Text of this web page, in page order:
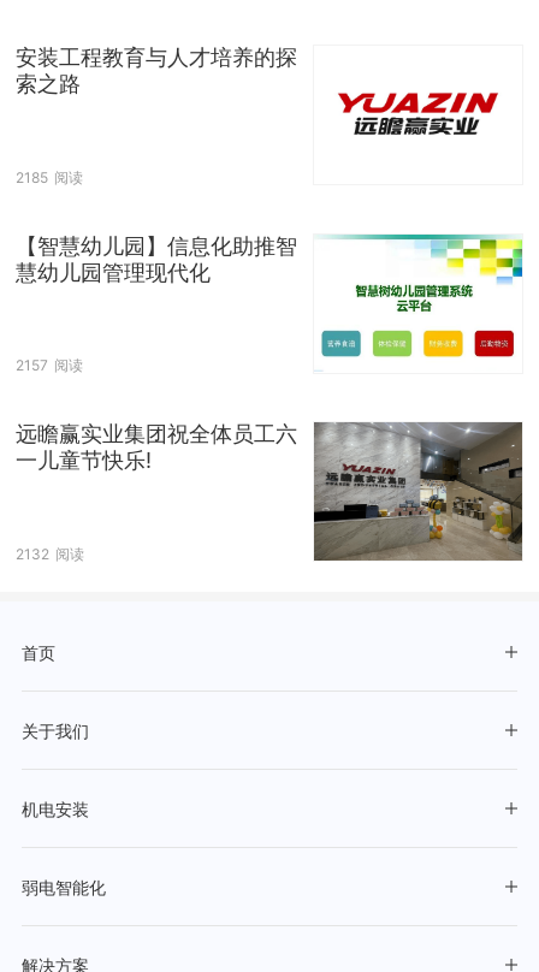
安装工程教育与人才培养的探
索之路
2185 阅读
【智慧幼儿园】信息化助推智
慧幼儿园管理现代化
2157 阅读
远瞻赢实业集团祝全体员工六
一儿童节快乐!
2132 阅读
首页
关于我们
机电安装
弱电智能化
解决方案